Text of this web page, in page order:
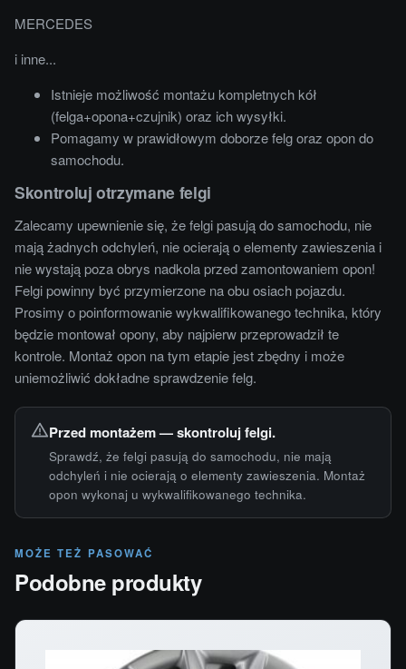
MERCEDES
i inne...
Istnieje możliwość montażu kompletnych kół
(felga+opona+czujnik) oraz ich wysyłki.
Pomagamy w prawidłowym doborze felg oraz opon do
samochodu.
Skontroluj otrzymane felgi
Zalecamy upewnienie się, że felgi pasują do samochodu, nie
mają żadnych odchyleń, nie ocierają o elementy zawieszenia i
nie wystają poza obrys nadkola przed zamontowaniem opon!
Felgi powinny być przymierzone na obu osiach pojazdu.
Prosimy o poinformowanie wykwalifikowanego technika, który
będzie montował opony, aby najpierw przeprowadził te
kontrole. Montaż opon na tym etapie jest zbędny i może
uniemożliwić dokładne sprawdzenie felg.
Przed montażem — skontroluj felgi.
Sprawdź, że felgi pasują do samochodu, nie mają
odchyleń i nie ocierają o elementy zawieszenia. Montaż
opon wykonaj u wykwalifikowanego technika.
MOŻE TEŻ PASOWAĆ
Podobne produkty